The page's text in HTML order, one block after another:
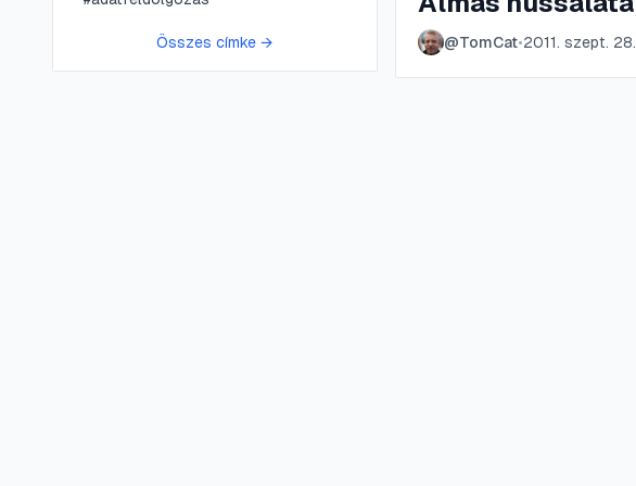
Összes címke → @TomCat•2011. szept. 28.